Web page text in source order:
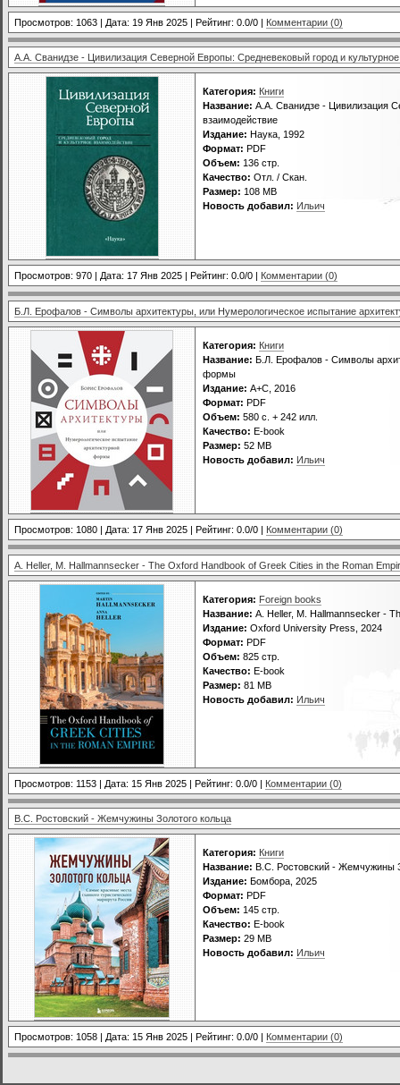
Просмотров: 1063 | Дата: 19 Янв 2025 | Рейтинг: 0.0/0 | Комментарии (0)
А.А. Сванидзе - Цивилизация Северной Европы: Средневековый город и
Категория: Книги
Название: А.А. Сванидзе - Цивилизация
взаимодействие
Издание: Наука, 1992
Формат: PDF
Объем: 136 стр.
Качество: Отл. / Скан.
Размер: 108 МВ
Новость добавил: Ильич
Просмотров: 970 | Дата: 17 Янв 2025 | Рейтинг: 0.0/0 | Комментарии (0)
Б.Л. Ерофалов - Символы архитектуры, или Нумерологическое испытание
Категория: Книги
Название: Б.Л. Ерофалов - Символы
формы
Издание: А+С, 2016
Формат: PDF
Объем: 580 c. + 242 илл.
Качество: E-book
Размер: 52 МВ
Новость добавил: Ильич
Просмотров: 1080 | Дата: 17 Янв 2025 | Рейтинг: 0.0/0 | Комментарии (0)
A. Heller, M. Hallmannsecker - The Oxford Handbook of Greek Cities in the Roman
Категория: Foreign books
Название: A. Heller, M. Hallmannsecker -
Издание: Oxford University Press, 2024
Формат: PDF
Объем: 825 стр.
Качество: E-book
Размер: 81 МВ
Новость добавил: Ильич
Просмотров: 1153 | Дата: 15 Янв 2025 | Рейтинг: 0.0/0 | Комментарии (0)
В.С. Ростовский - Жемчужины Золотого кольца
Категория: Книги
Название: В.С. Ростовский - Жемчужины
Издание: Бомбора, 2025
Формат: PDF
Объем: 145 стр.
Качество: E-book
Размер: 29 МВ
Новость добавил: Ильич
Просмотров: 1058 | Дата: 15 Янв 2025 | Рейтинг: 0.0/0 | Комментарии (0)